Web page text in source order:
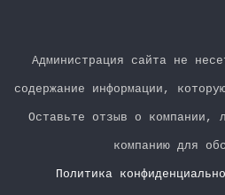
Администрация сайта не
содержание информации,
Оставьте отзыв о компании,
компанию для
Политика